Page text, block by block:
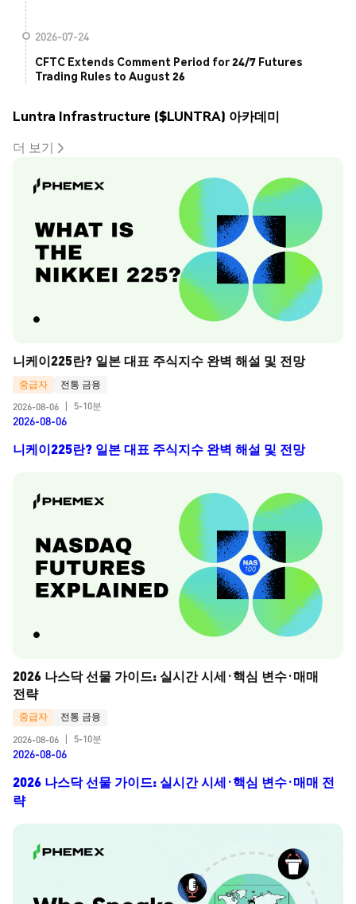
2026-07-24
CFTC Extends Comment Period for 24/7 Futures
Trading Rules to August 26
Luntra Infrastructure ($LUNTRA) 아카데미
더 보기
니케이225란? 일본 대표 주식지수 완벽 해설 및 전망
중급자
전통 금융
2026-08-06
5-10분
2026-08-06
니케이225란? 일본 대표 주식지수 완벽 해설 및 전망
2026 나스닥 선물 가이드: 실시간 시세·핵심 변수·매매
전략
중급자
전통 금융
2026-08-06
5-10분
2026-08-06
2026 나스닥 선물 가이드: 실시간 시세·핵심 변수·매매 전
략